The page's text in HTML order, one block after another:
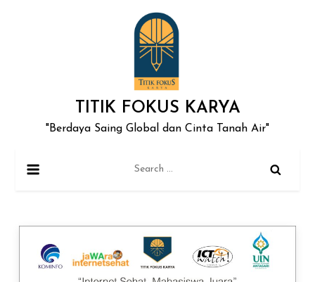
TITIK FOKUS KARYA
"Berdaya Saing Global dan Cinta Tanah Air"
for: